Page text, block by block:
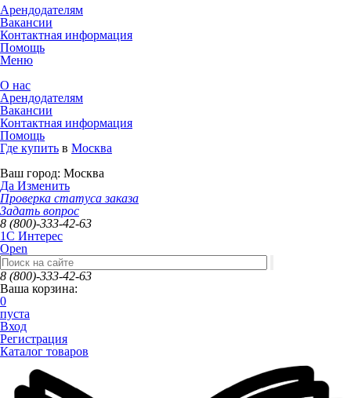
Арендодателям
Вакансии
Контактная информация
Помощь
Меню
О нас
Арендодателям
Вакансии
Контактная информация
Помощь
Где купить в Москва
Ваш город: Москва
Да Изменить
Проверка статуса заказа
Задать вопрос
8 (800)-333-42-63
1C Интерес
Open
8 (800)-333-42-63
Ваша корзина:
0
пуста
Вход
Регистрация
Каталог товаров